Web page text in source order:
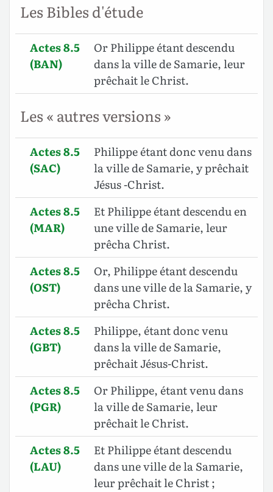
Les Bibles d'étude
Actes 8.5
(BAN)
Or Philippe étant descendu
dans la ville de Samarie, leur
prêchait le Christ.
Les « autres versions »
Actes 8.5
(SAC)
Philippe étant donc venu dans
la ville de Samarie, y prêchait
Jésus -Christ.
Actes 8.5
(MAR)
Et Philippe étant descendu en
une ville de Samarie, leur
prêcha Christ.
Actes 8.5
(OST)
Or, Philippe étant descendu
dans une ville de la Samarie, y
prêcha Christ.
Actes 8.5
(GBT)
Philippe, étant donc venu
dans la ville de Samarie,
prêchait Jésus-Christ.
Actes 8.5
(PGR)
Or Philippe, étant venu dans
la ville de Samarie, leur
prêchait le Christ.
Actes 8.5
(LAU)
Et Philippe étant descendu
dans une ville de la Samarie,
leur prêchait le Christ ;